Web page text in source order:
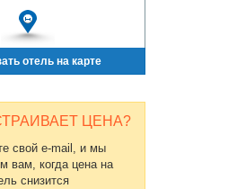
отель на карте
ЦЕНА?
свой e-mail, и мы
вам, когда цена на
снизится